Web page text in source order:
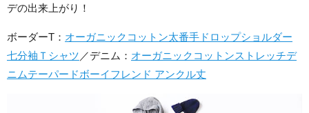
デの出来上がり！
ボーダーT： オーガニックコットン太番手ドロップショルダー
七分袖Ｔシャツ ／デニム： オーガニックコットンストレッチデ
ニムテーパードボーイフレンド アンクル丈